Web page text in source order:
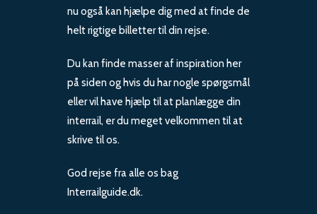
nu også kan hjælpe dig med at finde de
helt rigtige billetter til din rejse.
Du kan finde masser af inspiration her
på siden og hvis du har nogle spørgsmål
eller vil have hjælp til at planlægge din
interrail, er du meget velkommen til at
skrive til os.
God rejse fra alle os bag
Interrailguide.dk.